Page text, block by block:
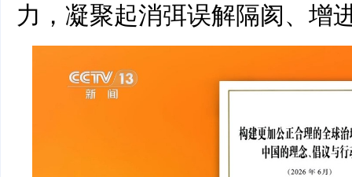
力，凝聚起消弭误解隔阂、增